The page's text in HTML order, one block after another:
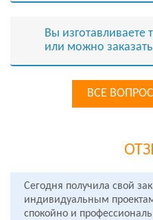
Вы изготавливаете
или можно
ВСЕ
Сегодня получила свой
индивидуальным
спокойно и